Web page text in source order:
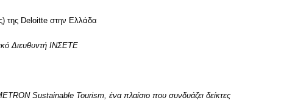
της Deloitte στην Ελλάδα
Διευθυντή ΙΝΣΕΤΕ
Sustainable Tourism, ένα πλαίσιο που συνδυάζει δείκτες